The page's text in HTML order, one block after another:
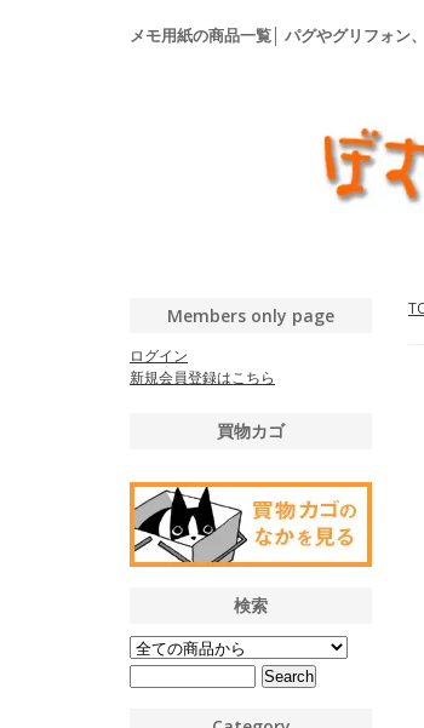
メモ用紙の商品一覧│ パグやグリフォン
Members only page
ログイン
新規会員登録はこちら
買物カゴ
検索